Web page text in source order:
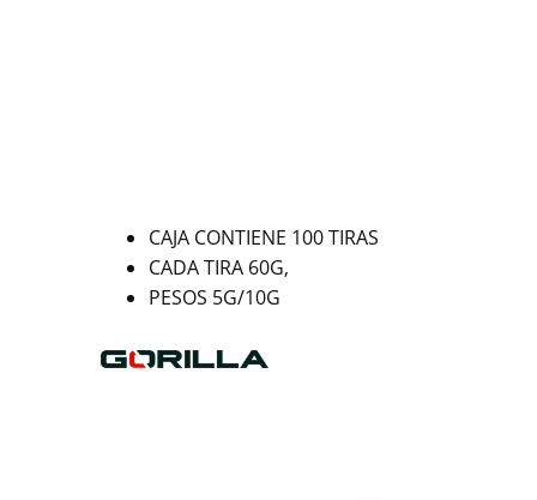
CAJA CONTIENE 100 TIRAS
CADA TIRA 60G,
PESOS 5G/10G